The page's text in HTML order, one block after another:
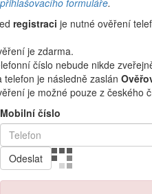
registraci je nutné ověření
je zdarma.
číslo nebude nikde
telefon je následně zaslán
je možné pouze z českého
Mobilní číslo
Odeslat